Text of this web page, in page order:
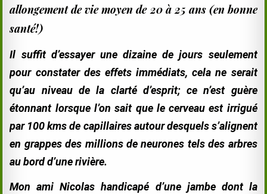
allongement de vie moyen de 20 à 25 ans (en bonne
santé!)
Il suffit d’essayer une dizaine de jours seulement
pour constater des effets immédiats, cela ne serait
qu’au niveau de la clarté d’esprit; ce n’est guère
étonnant lorsque l’on sait que le cerveau est irrigué
par 100 kms de capillaires autour desquels s’alignent
en grappes des millions de neurones tels des arbres
au bord d’une rivière.
Mon ami Nicolas handicapé d’une jambe dont la